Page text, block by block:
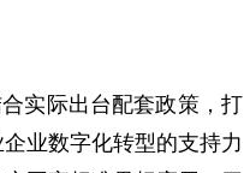
实际出台配套政策，打
业数字化转型的支持力